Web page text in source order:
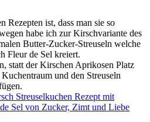
Rezepten ist, dass man sie so
habe ich zur Kirschvariante des
Butter-Zucker-Streuseln welche
Fleur de Sel kreiert.
statt der Kirschen Aprikosen Platz
und den Streuseln